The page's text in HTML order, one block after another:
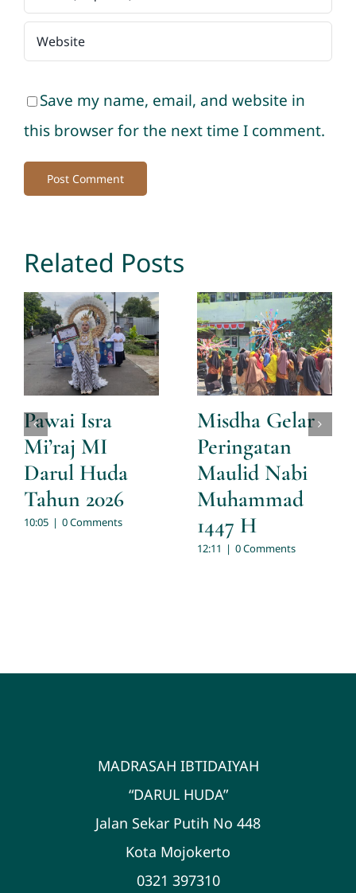
Save my name, email, and website in
this browser for the next time I comment.
Related Posts
Pawai Isra
Mi’raj MI
Darul Huda
Tahun 2026
10:05 | 0 Comments
Misdha Gelar
Peringatan
Maulid Nabi
Muhammad
1447 H
12:11 | 0 Comments
MADRASAH IBTIDAIYAH
“DARUL HUDA”
Jalan Sekar Putih No 448
Kota Mojokerto
0321 397310